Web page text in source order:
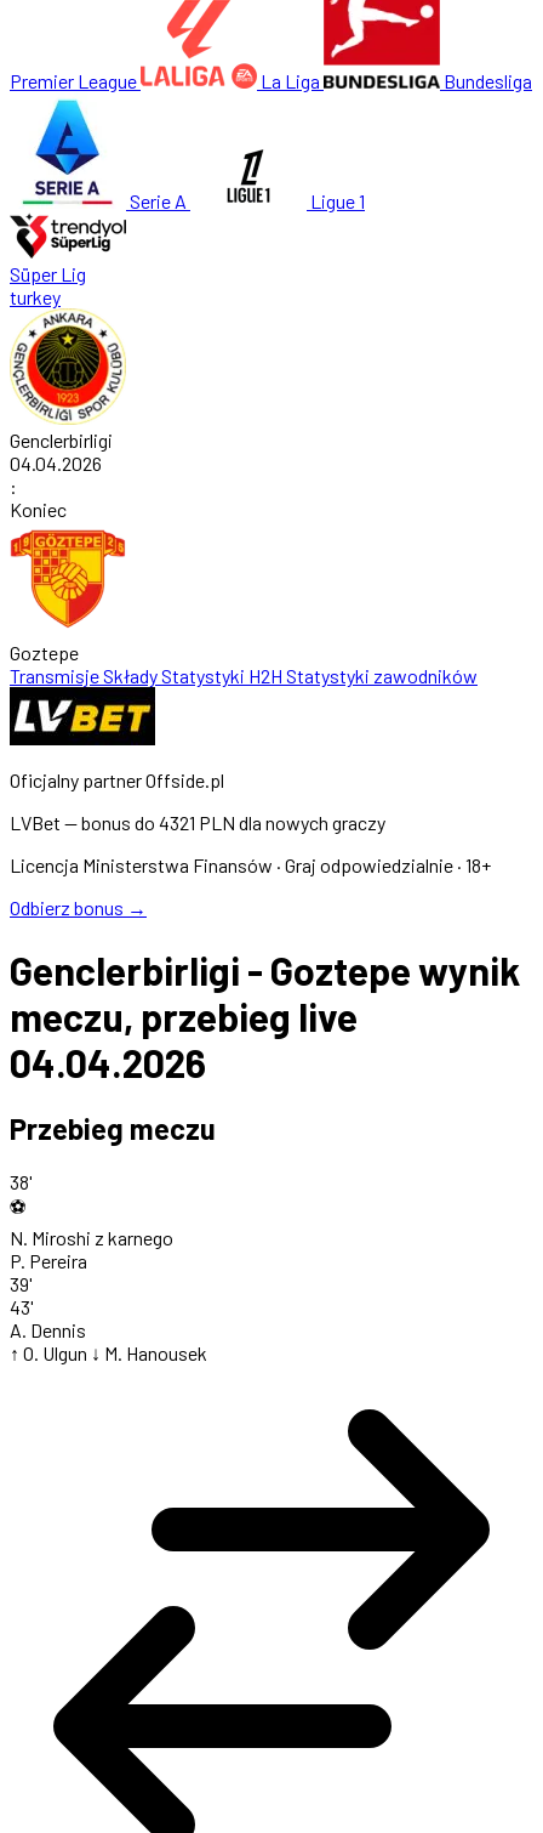
Premier League La Liga Bundesliga
Serie A Ligue 1
Süper Lig
turkey
Genclerbirligi
04.04.2026
:
Koniec
Goztepe
TransmisjeSkładyStatystyki H2H Statystyki zawodników
Oficjalny partner Offside.pl
LVBet — bonus do 4321 PLN dla nowych graczy
Licencja Ministerstwa Finansów · Graj odpowiedzialnie · 18+
Odbierz bonus →
Genclerbirligi - Goztepe wynik
meczu, przebieg live
04.04.2026
Przebieg meczu
38'
⚽
N. Miroshi z karnego
P. Pereira
39'
43'
A. Dennis
↑ O. Ulgun ↓ M. Hanousek